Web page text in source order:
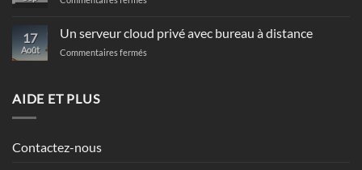
Spam
protection
17
Août
Un serveur cloud privé avec bureau à distance
Commentaires fermés
AIDE ET PLUS
Contactez-nous